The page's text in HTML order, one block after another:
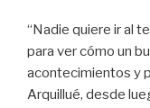
“Nadie quiere ir al
para ver cómo un
acontecimientos y
Arquillué, desde